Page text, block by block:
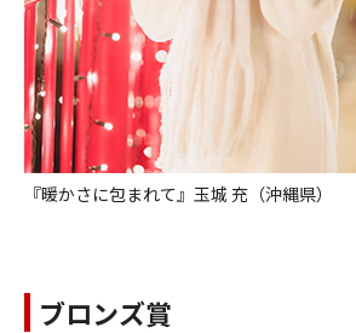
『暖かさに包まれて』玉城 充（沖縄県）
ブロンズ賞